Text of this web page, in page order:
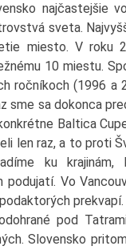
najčastejšie
sveta.
miesto. V roku
10 miestu.
ročníkoch (1996 a
sme sa dokonca
Baltica
len raz, a to proti
ku
podujatí. Vo
pod
Slovensko